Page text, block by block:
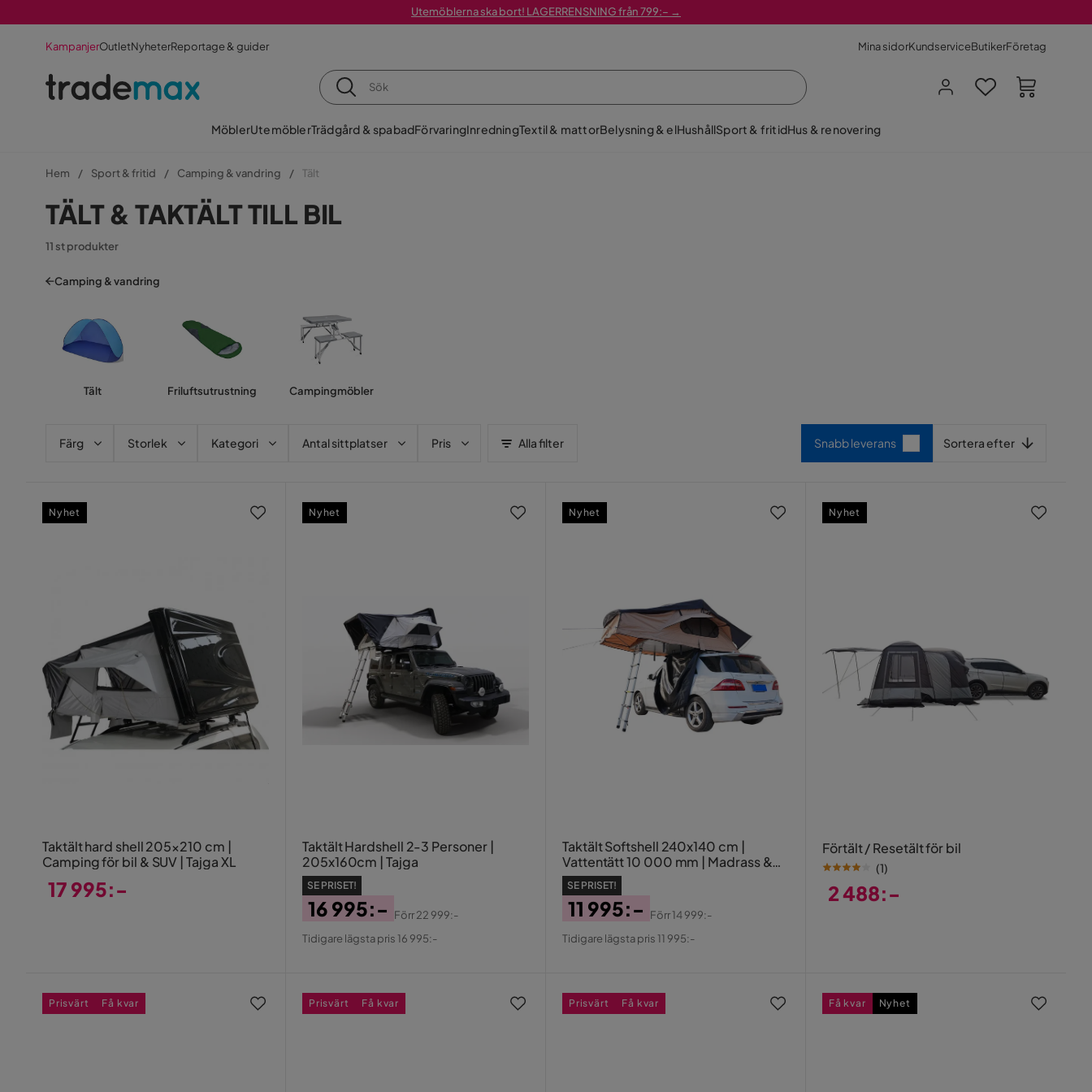
Utemöblerna ska bort! LAGERRENSNING från 799:– →
KampanjerOutletNyheterReportage & guider Mina sidorKundserviceButikerFöretag
MöblerUtemöblerTrädgård & spabadFörvaringInredningTextil & mattorBelysning & elHushållSport & fritidHus & renovering
Hem Sport & fritid Camping & vandring Tält
TÄLT & TAKTÄLT TILL BIL
11 st produkter
Camping & vandring
Tält Friluftsutrustning Campingmöbler
Färg Storlek Kategori Antal sittplatser Pris Alla filter Snabb leverans Sortera efter
Taktält hard shell 205×210 cm |
Camping för bil & SUV | Tajga XL
17 995:-
Nyhet
Taktält Hardshell 2-3 Personer |
205x160cm | Tajga
SE PRISET!
Pris
16 995:-
Original
Förr22 999:-
Tidigare lägsta pris 16 995:-
Nyhet
Taktält Softshell 240x140 cm |
Vattentätt 10 000 mm | Madrass &
stege ingår | Trekkrunner
SE PRISET!
Pris
11 995:-
Original
Förr14 999:-
Tidigare lägsta pris 11 995:-
Nyhet
Förtält / Resetält för bil
(1)
2 488:-
Nyhet
Prisvärt Få kvar Prisvärt Få kvar Prisvärt Få kvar Få kvar Nyhet